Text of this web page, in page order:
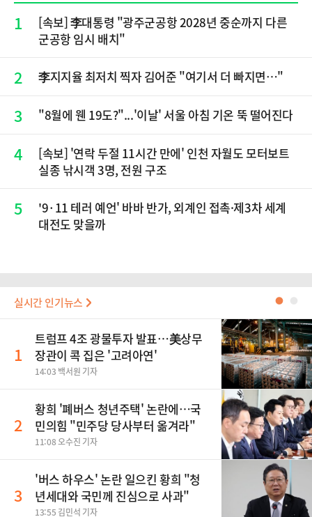
1
[속보] 李대통령 "광주군공항 2028년 중순까지 다른
군공항 임시 배치"
2 李지지율 최저치 찍자 김어준 "여기서 더 빠지면…"
3 "8월에 웬 19도?"...'이날' 서울 아침 기온 뚝 떨어진다
4
[속보] '연락 두절 11시간 만에' 인천 자월도 모터보트
실종 낚시객 3명, 전원 구조
5
'9·11 테러 예언' 바바 반가, 외계인 접촉·제3차 세계
대전도 맞을까
실시간 인기뉴스 ●
1
트럼프 4조 광물투자 발표…美상무
장관이 콕 집은 '고려아연'
14:03 백서원 기자
2
황희 '폐버스 청년주택' 논란에…국
민의힘 "민주당 당사부터 옮겨라"
11:08 오수진 기자
3
'버스 하우스' 논란 일으킨 황희 "청
년세대와 국민께 진심으로 사과"
13:55 김민석 기자